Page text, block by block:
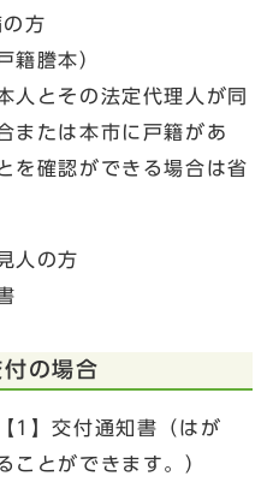
方
籍謄本）
人とその法定代理人が同
または本市に戸籍があ
を確認ができる場合は省
人の方
の場合
1】交付通知書（はが
ことができます。）